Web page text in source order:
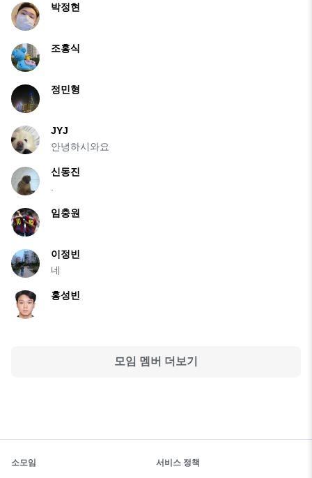
박정현
조홍식
정민형
JYJ
안녕하시와요
신동진
임충원
이정빈
네
홍성빈
모임 멤버 더보기
소모임 서비스 정책